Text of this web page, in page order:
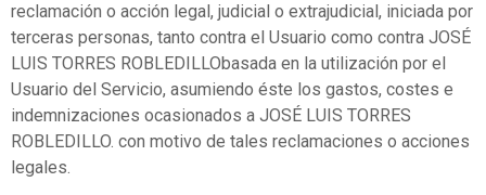
reclamación o acción legal, judicial o extrajudicial, iniciada por
terceras personas, tanto contra el Usuario como contra JOSÉ
LUIS TORRES ROBLEDILLObasada en la utilización por el
Usuario del Servicio, asumiendo éste los gastos, costes e
indemnizaciones ocasionados a JOSÉ LUIS TORRES
ROBLEDILLO. con motivo de tales reclamaciones o acciones
legales.